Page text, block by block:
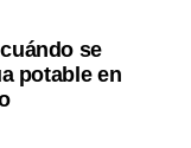
se
potable en